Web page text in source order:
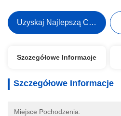
Uzyskaj Najlepszą Cenę
Szczegółowe Informacje
Szczegółowe Informacje
Miejsce Pochodzenia: